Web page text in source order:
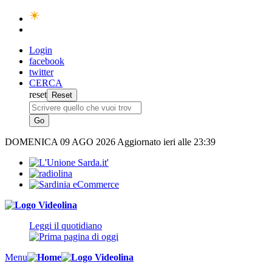
Login
facebook
twitter
CERCA
reset
DOMENICA 09 AGO 2026 Aggiornato ieri alle 23:39
Leggi il quotidiano
Menu